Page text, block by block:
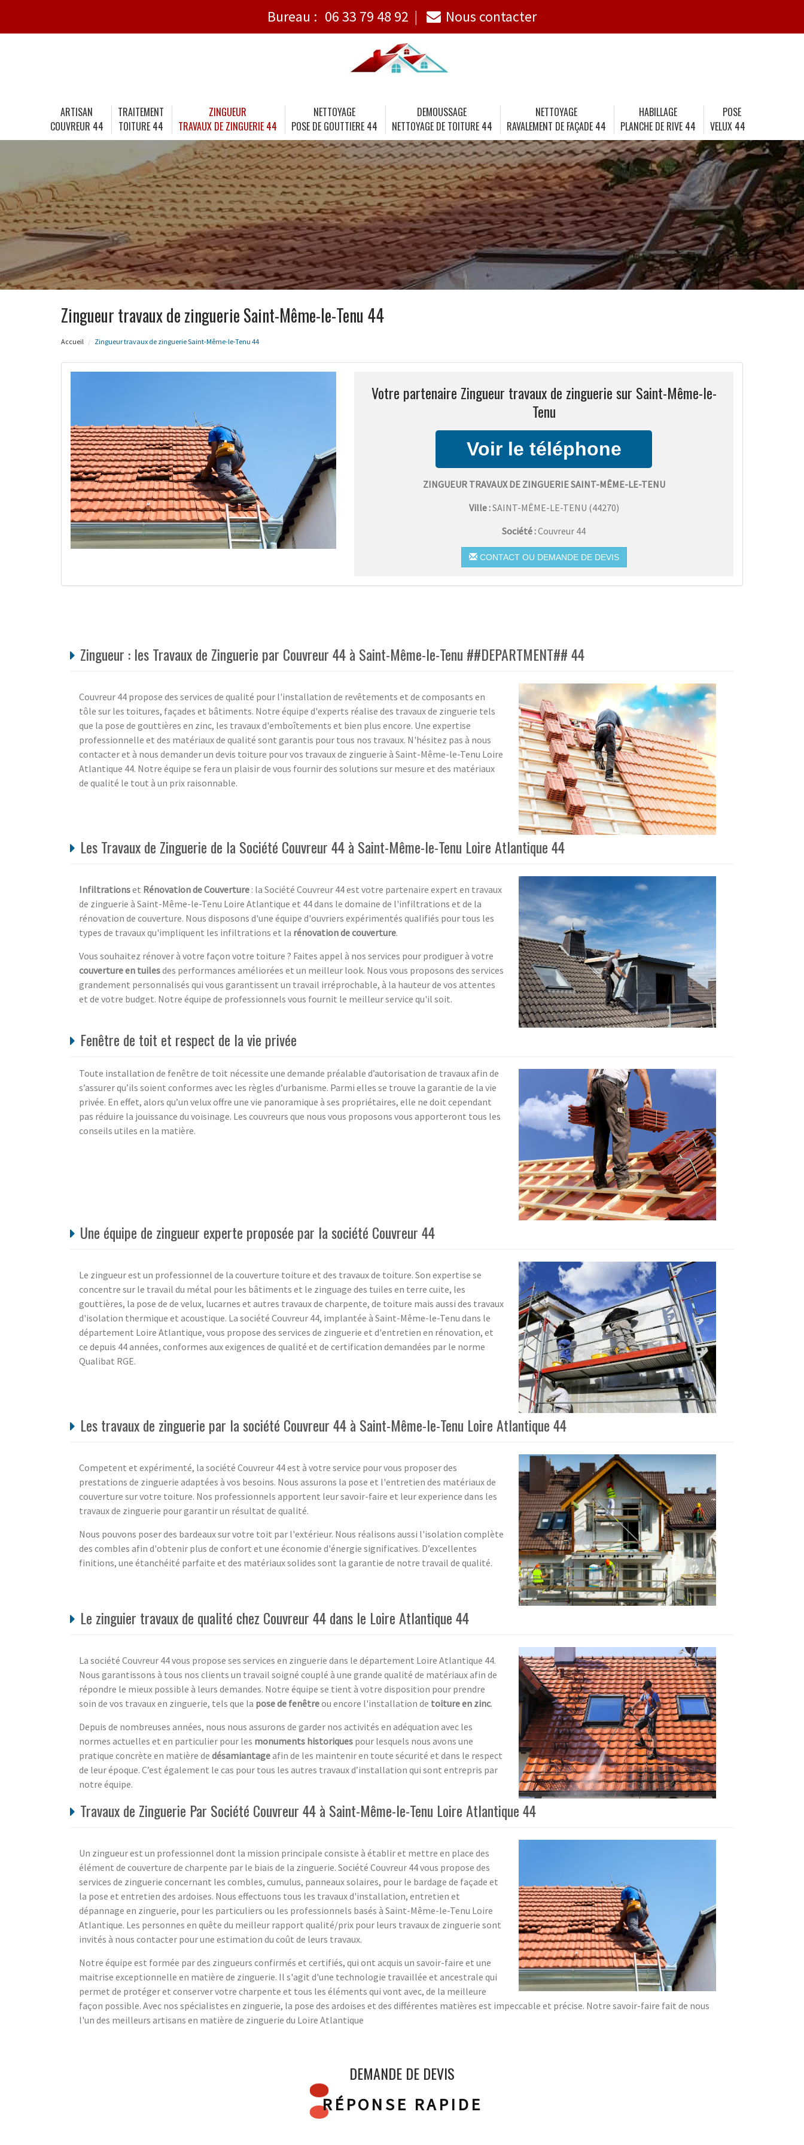
Bureau : 06 33 79 48 92 Nous contacter
ARTISAN
COUVREUR 44
TRAITEMENT
TOITURE 44
ZINGUEUR
TRAVAUX DE ZINGUERIE 44
NETTOYAGE
POSE DE GOUTTIERE 44
DEMOUSSAGE
NETTOYAGE DE TOITURE 44
NETTOYAGE
RAVALEMENT DE FAÇADE 44
HABILLAGE
PLANCHE DE RIVE 44
POSE
VELUX 44
Zingueur travaux de zinguerie Saint-Même-le-Tenu 44
Accueil Zingueur travaux de zinguerie Saint-Même-le-Tenu 44
Votre partenaire Zingueur travaux de zinguerie sur Saint-Même-le-
Tenu
ZINGUEUR TRAVAUX DE ZINGUERIE SAINT-MÊME-LE-TENU
Ville :SAINT-MÊME-LE-TENU (44270)
Société :Couvreur 44
CONTACT OU DEMANDE DE DEVIS
Zingueur : les Travaux de Zinguerie par Couvreur 44 à Saint-Même-le-Tenu ##DEPARTMENT## 44
Couvreur 44 propose des services de qualité pour l'installation de revêtements et de composants en
tôle sur les toitures, façades et bâtiments. Notre équipe d'experts réalise des travaux de zinguerie tels
que la pose de gouttières en zinc, les travaux d'emboîtements et bien plus encore. Une expertise
professionnelle et des matériaux de qualité sont garantis pour tous nos travaux. N'hésitez pas à nous
contacter et à nous demander un devis toiture pour vos travaux de zinguerie à Saint-Même-le-Tenu Loire
Atlantique 44. Notre équipe se fera un plaisir de vous fournir des solutions sur mesure et des matériaux
de qualité le tout à un prix raisonnable.
Les Travaux de Zinguerie de la Société Couvreur 44 à Saint-Même-le-Tenu Loire Atlantique 44
Infiltrationset Rénovation de Couverture : la Société Couvreur 44 est votre partenaire expert en travaux
de zinguerie à Saint-Même-le-Tenu Loire Atlantique et 44 dans le domaine de l'infiltrations et de la
rénovation de couverture. Nous disposons d'une équipe d'ouvriers expérimentés qualifiés pour tous les
types de travaux qu'impliquent les infiltrations et la rénovation de couverture.
Vous souhaitez rénover à votre façon votre toiture ? Faites appel à nos services pour prodiguer à votre
couverture en tuilesdes performances améliorées et un meilleur look. Nous vous proposons des services
grandement personnalisés qui vous garantissent un travail irréprochable, à la hauteur de vos attentes
et de votre budget. Notre équipe de professionnels vous fournit le meilleur service qu'il soit.
Fenêtre de toit et respect de la vie privée
Toute installation de fenêtre de toit nécessite une demande préalable d’autorisation de travaux afin de
s’assurer qu’ils soient conformes avec les règles d’urbanisme. Parmi elles se trouve la garantie de la vie
privée. En effet, alors qu’un velux offre une vie panoramique à ses propriétaires, elle ne doit cependant
pas réduire la jouissance du voisinage. Les couvreurs que nous vous proposons vous apporteront tous les
conseils utiles en la matière.
Une équipe de zingueur experte proposée par la société Couvreur 44
Le zingueur est un professionnel de la couverture toiture et des travaux de toiture. Son expertise se
concentre sur le travail du métal pour les bâtiments et le zinguage des tuiles en terre cuite, les
gouttières, la pose de de velux, lucarnes et autres travaux de charpente, de toiture mais aussi des travaux
d'isolation thermique et acoustique. La société Couvreur 44, implantée à Saint-Même-le-Tenu dans le
département Loire Atlantique, vous propose des services de zinguerie et d'entretien en rénovation, et
ce depuis 44 années, conformes aux exigences de qualité et de certification demandées par le norme
Qualibat RGE.
Les travaux de zinguerie par la société Couvreur 44 à Saint-Même-le-Tenu Loire Atlantique 44
Competent et expérimenté, la société Couvreur 44 est à votre service pour vous proposer des
prestations de zinguerie adaptées à vos besoins. Nous assurons la pose et l'entretien des matériaux de
couverture sur votre toiture. Nos professionnels apportent leur savoir-faire et leur experience dans les
travaux de zinguerie pour garantir un résultat de qualité.
Nous pouvons poser des bardeaux sur votre toit par l'extérieur. Nous réalisons aussi l'isolation complète
des combles afin d'obtenir plus de confort et une économie d'énergie significatives. D’excellentes
finitions, une étanchéité parfaite et des matériaux solides sont la garantie de notre travail de qualité.
Le zinguier travaux de qualité chez Couvreur 44 dans le Loire Atlantique 44
La société Couvreur 44 vous propose ses services en zinguerie dans le département Loire Atlantique 44.
Nous garantissons à tous nos clients un travail soigné couplé à une grande qualité de matériaux afin de
répondre le mieux possible à leurs demandes. Notre équipe se tient à votre disposition pour prendre
soin de vos travaux en zinguerie, tels que la pose de fenêtreou encore l'installation de toiture en zinc.
Depuis de nombreuses années, nous nous assurons de garder nos activités en adéquation avec les
normes actuelles et en particulier pour les monuments historiques pour lesquels nous avons une
pratique concrète en matière de désamiantageafin de les maintenir en toute sécurité et dans le respect
de leur époque. C’est également le cas pour tous les autres travaux d’installation qui sont entrepris par
notre équipe.
Travaux de Zinguerie Par Société Couvreur 44 à Saint-Même-le-Tenu Loire Atlantique 44
Un zingueur est un professionnel dont la mission principale consiste à établir et mettre en place des
élément de couverture de charpente par le biais de la zinguerie. Société Couvreur 44 vous propose des
services de zinguerie concernant les combles, cumulus, panneaux solaires, pour le bardage de façade et
la pose et entretien des ardoises. Nous effectuons tous les travaux d'installation, entretien et
dépannage en zinguerie, pour les particuliers ou les professionnels basés à Saint-Même-le-Tenu Loire
Atlantique. Les personnes en quête du meilleur rapport qualité/prix pour leurs travaux de zinguerie sont
invités à nous contacter pour une estimation du coût de leurs travaux.
Notre équipe est formée par des zingueurs confirmés et certifiés, qui ont acquis un savoir-faire et une
maitrise exceptionnelle en matière de zinguerie. Il s'agit d'une technologie travaillée et ancestrale qui
permet de protéger et conserver votre charpente et tous les éléments qui vont avec, de la meilleure
façon possible. Avec nos spécialistes en zinguerie, la pose des ardoises et des différentes matières est impeccable et précise. Notre savoir-faire fait de nous
l'un des meilleurs artisans en matière de zinguerie du Loire Atlantique
DEMANDE DE DEVIS
RÉPONSE RAPIDE